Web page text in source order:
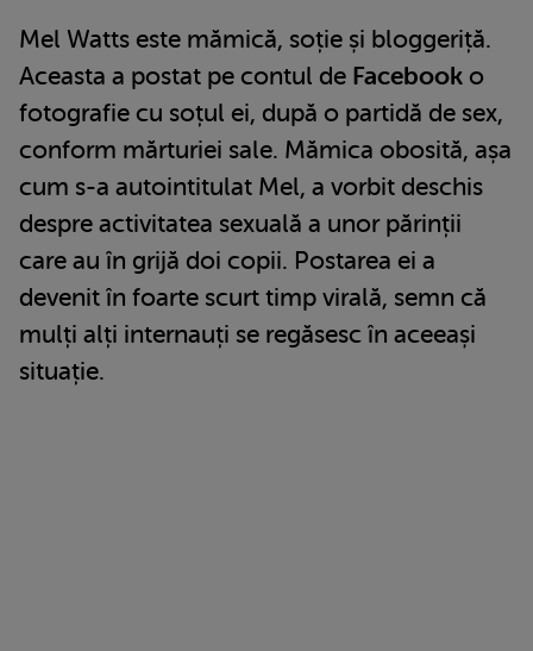
Mel Watts este mămică, soție și bloggeriță.
Aceasta a postat pe contul de Facebook o
fotografie cu soțul ei, după o partidă de sex,
conform mărturiei sale. Mămica obosită, așa
cum s-a autointitulat Mel, a vorbit deschis
despre activitatea sexuală a unor părinții
care au în grijă doi copii. Postarea ei a
devenit în foarte scurt timp virală, semn că
mulți alți internauți se regăsesc în aceeași
situație.